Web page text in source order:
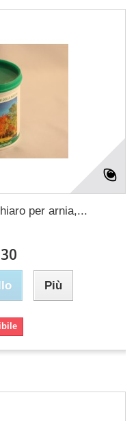
per arnia,...
Più